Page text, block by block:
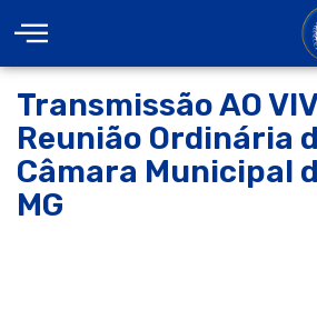
Transmissão AO
Reunião Ordinária
Câmara Municipal
MG